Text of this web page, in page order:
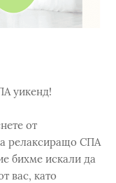
уикенд!
от
релаксиращо СПА
бихме искали да
вас, като